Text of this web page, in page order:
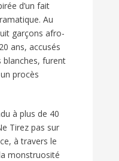
d’un fait
Au
garçons afro-
ans, accusés
blanches, furent
procès
à plus de 40
Tirez pas sur
à travers le
monstruosité